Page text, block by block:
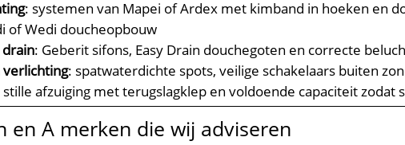
: systemen van Mapei of Ardex met kimband in hoeken en
of Wedi doucheopbouw
: Geberit sifons, Easy Drain douchegoten en correcte
verlichting: spatwaterdichte spots, veilige schakelaars buiten
stille afzuiging met terugslagklep en voldoende capaciteit
en A merken die wij adviseren